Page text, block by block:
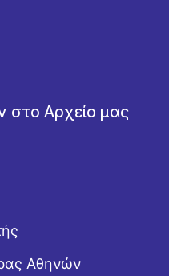
στο Αρχείο μας
Αθηνών